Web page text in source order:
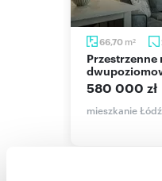
Atuty nieruchomości:
Istnieje możliwość
kawalerki ze
(aktualnie
Taka alternatywa
układzie ze względu
kanalizacji.
przyłączenie do
66,70 m2
Przestrzenne mieszkanie
580 000 zł
mieszkanie